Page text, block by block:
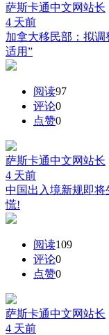
萨斯卡通中文网站长
4 天前
加拿大移民部：拟调
适用”
阅读97
评论0
点赞0
萨斯卡通中文网站长
4 天前
中国出入境新规即
慌!
阅读109
评论0
点赞0
萨斯卡通中文网站长
4 天前